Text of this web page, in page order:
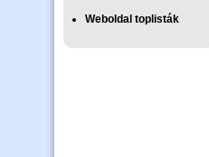
Weboldal toplisták